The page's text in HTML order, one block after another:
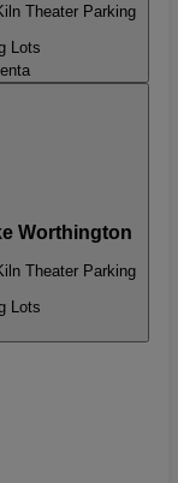
Theater Parking
Lots
Worthington
Theater Parking
Lots